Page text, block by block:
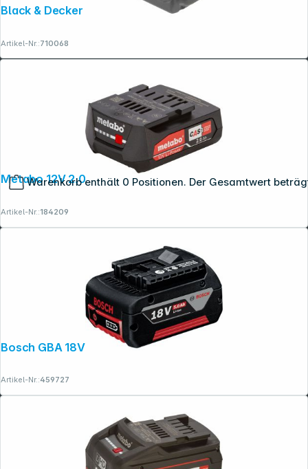
Warenkorb enthält 0 Positionen. Der Gesamtwert
Black & Decker BL4018 18V / 4,0Ah
Artikel-Nr.:710068
Metabo 12V 2,0Ah Li-Power Akku-Pack
Artikel-Nr.:184209
Bosch GBA 18V 5.0Ah Akku
Artikel-Nr.:459727
Copyright © 2001 - 2026 dexxIT. Alle Rechte vorbehalten.